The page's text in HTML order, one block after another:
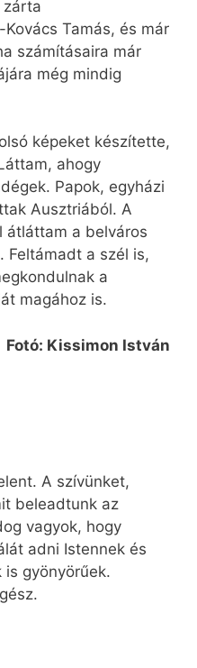
zárta
Tamás, és már
számításaira már
még mindig
képeket készítette,
ahogy
Papok, egyházi
Ausztriából. A
átláttam a belváros
Feltámadt a szél is,
a
magához is.
Fotó: Kissimon István
A szívünket,
beleadtunk az
vagyok, hogy
adni Istennek és
is gyönyörűek.